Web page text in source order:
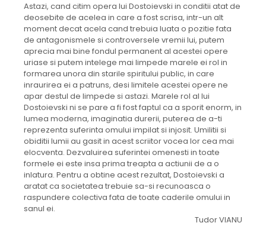
Astazi, cand citim opera lui Dostoievski in conditii atat de
deosebite de acelea in care a fost scrisa, intr-un alt
moment decat acela cand trebuia luata o pozitie fata
de antagonismele si controversele vremii lui, putem
aprecia mai bine fondul permanent al acestei opere
uriase si putem intelege mai limpede marele ei rol in
formarea unora din starile spiritului public, in care
inraurirea ei a patruns, desi limitele acestei opere ne
apar destul de limpede si astazi. Marele rol al lui
Dostoievski ni se pare a fi fost faptul ca a sporit enorm, in
lumea moderna, imaginatia durerii, puterea de a-ti
reprezenta suferinta omului impilat si injosit. Umilitii si
obiditii lumii au gasit in acest scriitor vocea lor cea mai
elocventa. Dezvaluirea suferintei omenesti in toate
formele ei este insa prima treapta a actiunii de a o
inlatura. Pentru a obtine acest rezultat, Dostoievski a
aratat ca societatea trebuie sa-si recunoasca o
raspundere colectiva fata de toate caderile omului in
sanul ei.
Tudor VIANU